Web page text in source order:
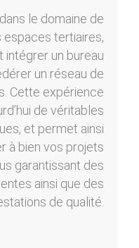
le domaine de
espaces tertiaires,
intégrer un bureau
un réseau de
Cette expérience
de véritables
et permet ainsi
à bien vos projets
garantissant des
ainsi que des
de qualité.